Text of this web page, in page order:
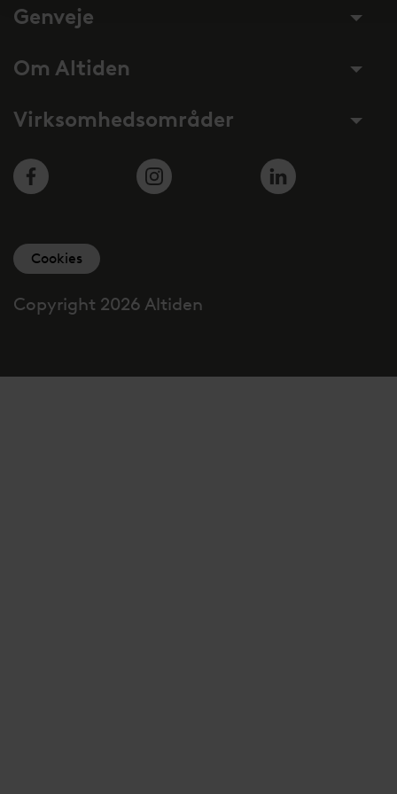
Genveje
Om Altiden
Virksomhedsområder
Facebook Instagram LinkedIn
Cookies
Copyright 2026 Altiden